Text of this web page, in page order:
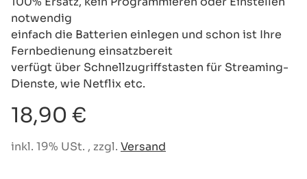
notwendig
einfach die Batterien einlegen und schon ist Ihre
Fernbedienung einsatzbereit
verfügt über Schnellzugriffstasten für Streaming-
Dienste, wie Netflix etc.
18,90 €
inkl. 19% USt. , zzgl. Versand